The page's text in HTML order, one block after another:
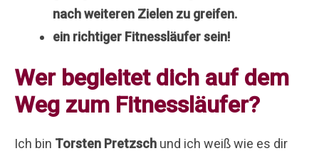
nach weiteren Zielen zu greifen.
ein richtiger Fitnessläufer sein!
Wer begleitet dich auf dem
Weg zum Fitnessläufer?
Ich bin Torsten Pretzsch und ich weiß wie es dir